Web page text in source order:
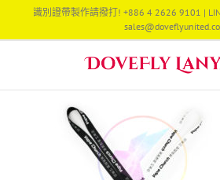
content
識別證帶製作請撥打! +886 4 2626 9101 |